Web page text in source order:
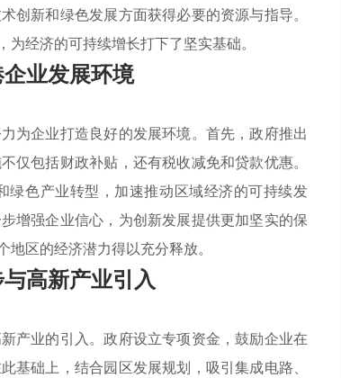
创新和绿色发展方面获得必要的资源与指导。
经济的可持续增长打下了坚实基础。
业发展环境
为企业打造良好的发展环境。首先，政府推出
仅包括财政补贴，还有税收减免和贷款优惠。
色产业转型，加速推动区域经济的可持续发
增强企业信心，为创新发展提供更加坚实的保
区的经济潜力得以充分释放。
高新产业引入
产业的引入。政府设立专项资金，鼓励企业在
基础上，结合园区发展规划，吸引集成电路、